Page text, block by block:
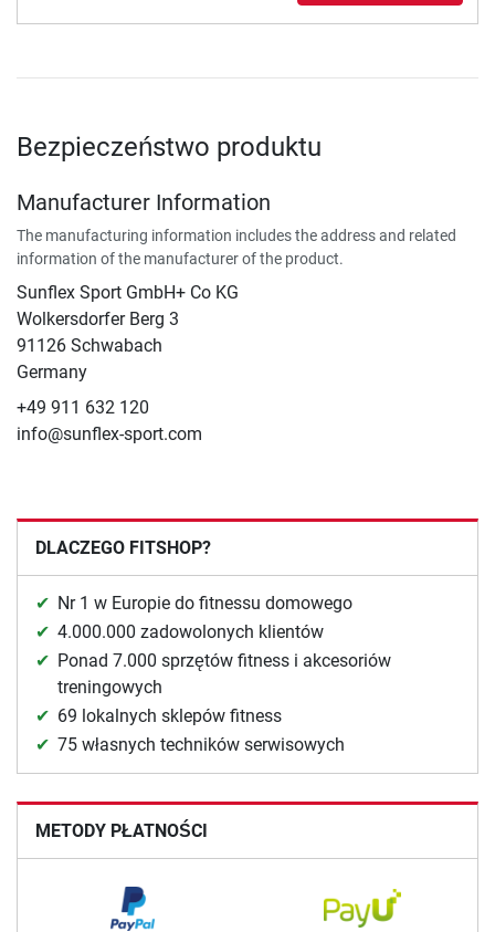
Bezpieczeństwo produktu
Manufacturer Information
The manufacturing information includes the address and related
information of the manufacturer of the product.
Sunflex Sport GmbH+ Co KG
Wolkersdorfer Berg 3
91126 Schwabach
Germany
+49 911 632 120
info@sunflex-sport.com
DLACZEGO FITSHOP?
Nr 1 w Europie do fitnessu domowego
4.000.000 zadowolonych klientów
Ponad 7.000 sprzętów fitness i akcesoriów
treningowych
69 lokalnych sklepów fitness
75 własnych techników serwisowych
METODY PŁATNOŚCI